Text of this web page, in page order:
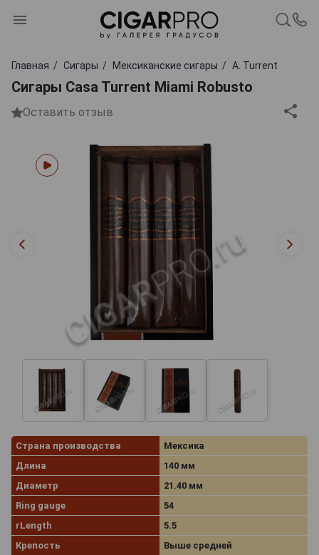
Главная Сигары Мексиканские сигары A. Turrent
Сигары Casa Turrent Miami Robusto
Оставить отзыв
Страна производства
Мексика
Длина
140 мм
Диаметр
21.40 мм
Ring gauge
54
rLength
5.5
Крепость
Выше средней